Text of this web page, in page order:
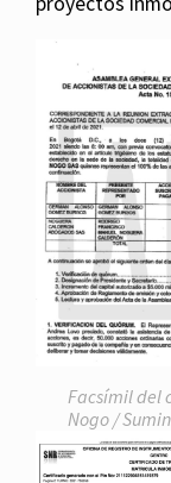
Facsímil del
Nogo /